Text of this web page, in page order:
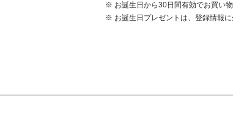
お誕生日から30日間有効でお買い
お誕生日プレゼントは、登録情報